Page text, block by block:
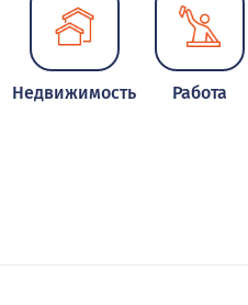
Недвижимость Работа